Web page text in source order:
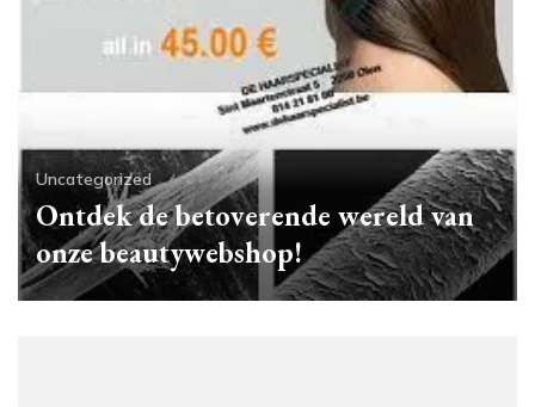
Uncategorized
Ontdek de betoverende wereld van
onze beautywebshop!